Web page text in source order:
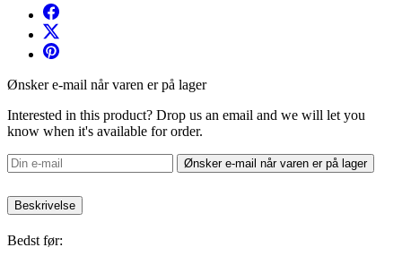
Ønsker e-mail når varen er på lager
Interested in this product? Drop us an email and we will let you
know when it's available for order.
Ønsker e-mail når varen er på lager
Beskrivelse
Bedst før: